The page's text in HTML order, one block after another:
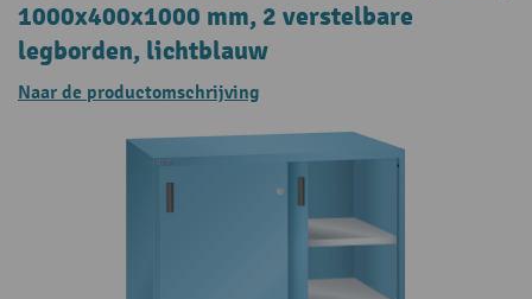
1000x400x1000 mm, 2 verstelbare
legborden, lichtblauw
Naar de productomschrijving